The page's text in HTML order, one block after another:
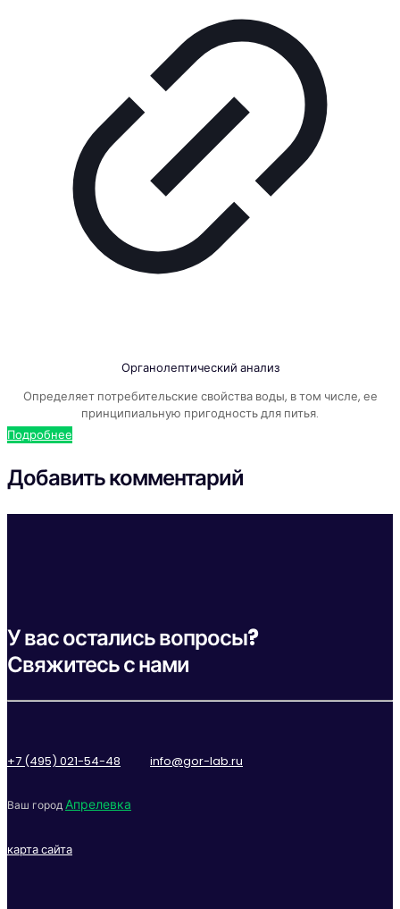
Органолептический анализ
Определяет потребительские свойства воды, в том числе, ее
принципиальную пригодность для питья.
Подробнее
Добавить комментарий
У вас остались вопросы?
Свяжитесь с нами
+7 (495) 021-54-48 info@gor-lab.ru
Ваш городАпрелевка
карта сайта